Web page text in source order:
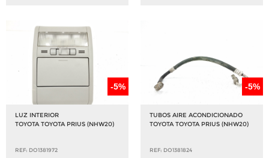
-5%
LUZ INTERIOR
TOYOTA TOYOTA PRIUS (NHW20)
REF: DO1381972
-5%
TUBOS AIRE ACONDICIONADO
TOYOTA TOYOTA PRIUS (NHW20)
REF: DO1381824